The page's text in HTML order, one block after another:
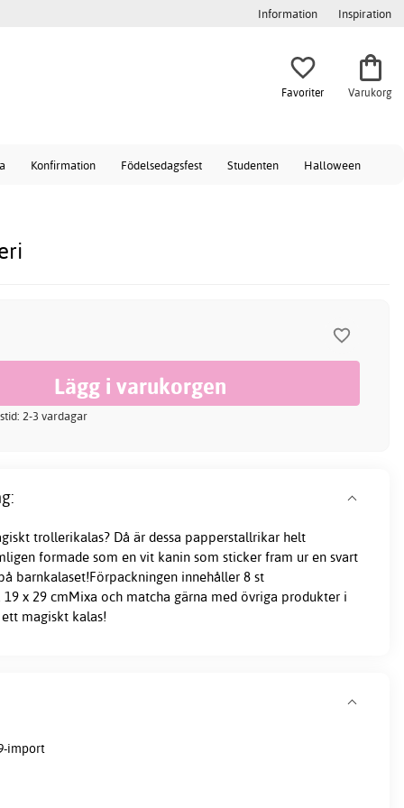
Information Inspiration
Favoriter Varukorg
Konfirmation Födelsedagsfest Studenten Halloween
2-3 vardagar
trollerikalas? Då är dessa papperstallrikar helt
formade som en vit kanin som sticker fram ur en svart
barnkalaset!Förpackningen innehåller 8 st
x 29 cmMixa och matcha gärna med övriga produkter i
magiskt kalas!
import